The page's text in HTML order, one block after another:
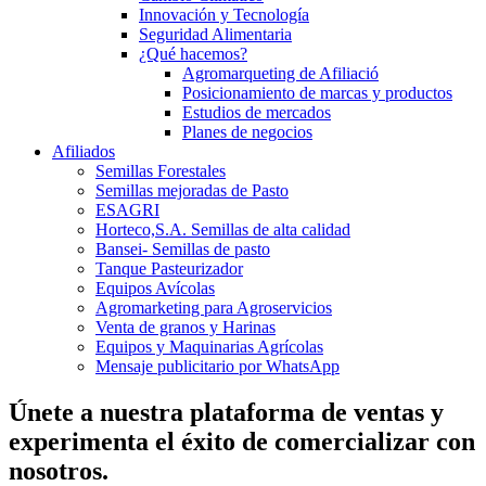
Innovación y Tecnología
Seguridad Alimentaria
¿Qué hacemos?
Agromarqueting de Afiliació
Posicionamiento de marcas y productos
Estudios de mercados
Planes de negocios
Afiliados
Semillas Forestales
Semillas mejoradas de Pasto
ESAGRI
Horteco,S.A. Semillas de alta calidad
Bansei- Semillas de pasto
Tanque Pasteurizador
Equipos Avícolas
Agromarketing para Agroservicios
Venta de granos y Harinas
Equipos y Maquinarias Agrícolas
Mensaje publicitario por WhatsApp
Únete a nuestra plataforma de ventas y
experimenta el éxito de comercializar con
nosotros.